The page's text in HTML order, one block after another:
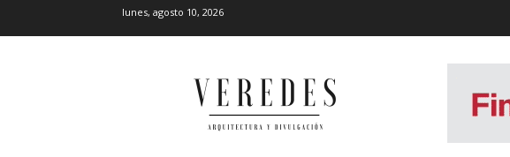
lunes, agosto 10, 2026